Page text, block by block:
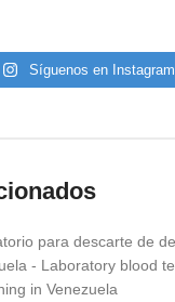
Síguenos en Instagram